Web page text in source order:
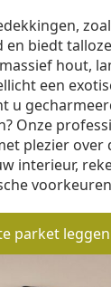
biedt
hout,
een
u
Onze
plezier over
interieur,
parket